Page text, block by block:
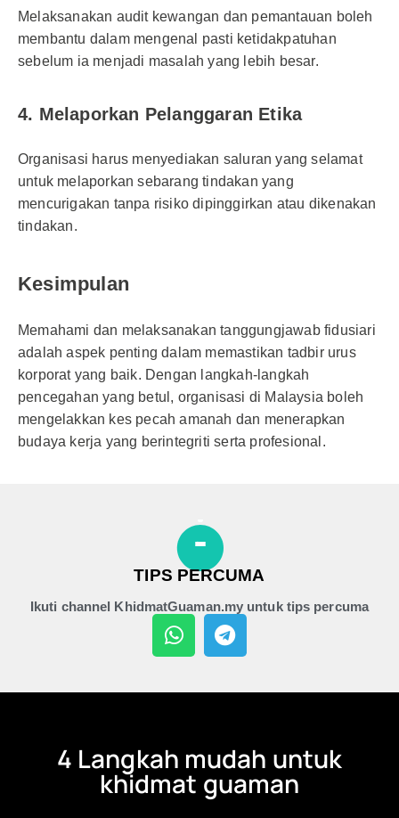
Melaksanakan audit kewangan dan pemantauan boleh
membantu dalam mengenal pasti ketidakpatuhan
sebelum ia menjadi masalah yang lebih besar.
4. Melaporkan Pelanggaran Etika
Organisasi harus menyediakan saluran yang selamat
untuk melaporkan sebarang tindakan yang
mencurigakan tanpa risiko dipinggirkan atau dikenakan
tindakan.
Kesimpulan
Memahami dan melaksanakan tanggungjawab fidusiari
adalah aspek penting dalam memastikan tadbir urus
korporat yang baik. Dengan langkah-langkah
pencegahan yang betul, organisasi di Malaysia boleh
mengelakkan kes pecah amanah dan menerapkan
budaya kerja yang berintegriti serta profesional.
TIPS PERCUMA
Ikuti channel KhidmatGuaman.my untuk tips percuma
4 Langkah mudah untuk
khidmat guaman